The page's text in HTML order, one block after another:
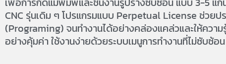
CNC รุ่นเดิม ๆ โปรแกรมแบบ Perpetual License ช่วยป
(Programing) จนทำงานได้อย่างคล่องแคล่วและให้ควา
อย่างคุ้มค่า ใช้งานง่ายด้วยระบบเมนูการทำงานที่ไม่ซับซ้อ